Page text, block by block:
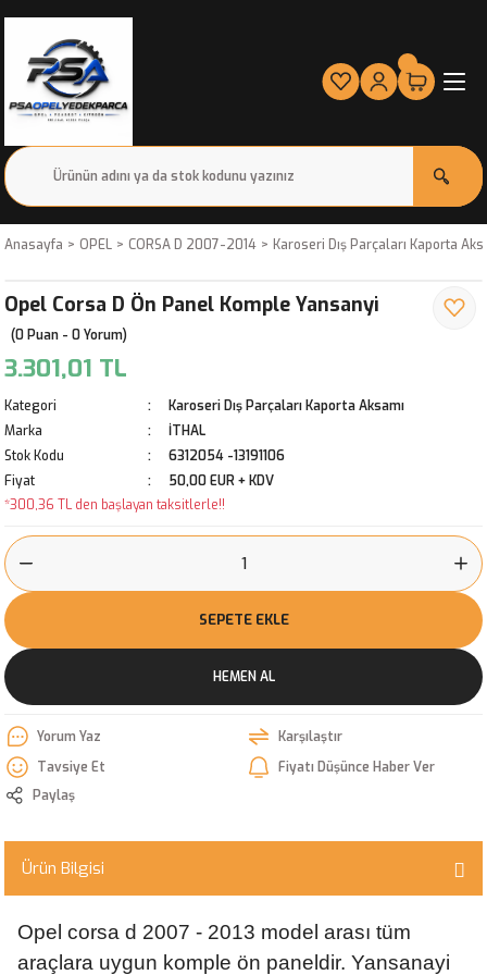
Anasayfa OPEL CORSA D 2007-2014 Karoseri Dış Parçaları Kaporta
Opel Corsa D Ön Panel Komple Yansanyi
(0 Puan - 0 Yorum)
3.301,01 TL
Kategori
Karoseri Dış Parçaları Kaporta Aksamı
Marka
İTHAL
Stok Kodu
6312054 -13191106
Fiyat
50,00 EUR + KDV
*300,36 TL den başlayan taksitlerle!!
SEPETE EKLE
HEMEN AL
Yorum Yaz
Karşılaştır
Tavsiye Et
Fiyatı Düşünce Haber Ver
Paylaş
Ürün Bilgisi
Opel corsa d 2007 - 2013 model arası tüm
araçlara uygun komple ön paneldir. Yansanayi